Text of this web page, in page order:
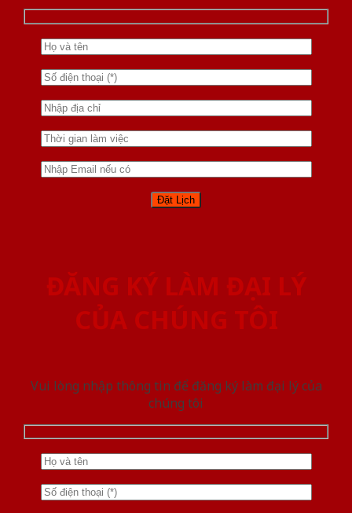
ĐĂNG KÝ LÀM ĐẠI LÝ
CỦA CHÚNG TÔI
Vui lòng nhập thông tin để đăng ký làm đại lý của
chúng tôi